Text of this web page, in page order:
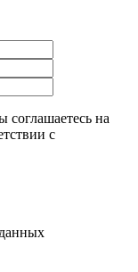
соглашаетесь на
с